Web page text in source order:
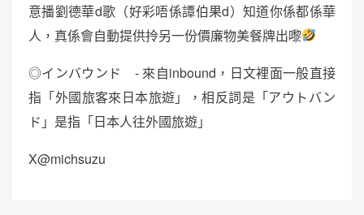
意播劉德華d歌（好彩唔係譚伯果d）知道你係都係華
人，真係會自動提供拎另一份價廉物美餐牌出嚟
◎インバウンド - 來自inbound，日文裡面一般直接
指「外國旅客來日本旅遊」，相反詞是「アウトバン
ド」是指「日本人往外國旅遊」
X@michsuzu